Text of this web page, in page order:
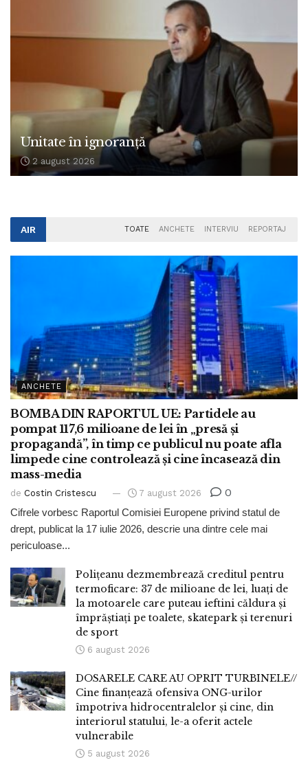
Unitate în ignoranță
2 august 2026
AIR TOATE ANCHETE INTERVIU REPORTAJ
ANCHETE
BOMBA DIN RAPORTUL UE: Partidele au
pompat 117,6 milioane de lei în „presă și
propagandă”, în timp ce publicul nu poate afla
limpede cine controlează și cine încasează din
mass-media
de Costin Cristescu 7 august 2026 0
Cifrele vorbesc Raportul Comisiei Europene privind statul de
drept, publicat la 17 iulie 2026, descrie una dintre cele mai
periculoase...
Polițeanu dezmembrează creditul pentru
termoficare: 37 de milioane de lei, luați de
la motoarele care puteau ieftini căldura și
împrăștiați pe toalete, skatepark și terenuri
de sport
6 august 2026
DOSARELE CARE AU OPRIT TURBINELE//
Cine finanțează ofensiva ONG-urilor
împotriva hidrocentralelor și cine, din
interiorul statului, le-a oferit actele
vulnerabile
5 august 2026